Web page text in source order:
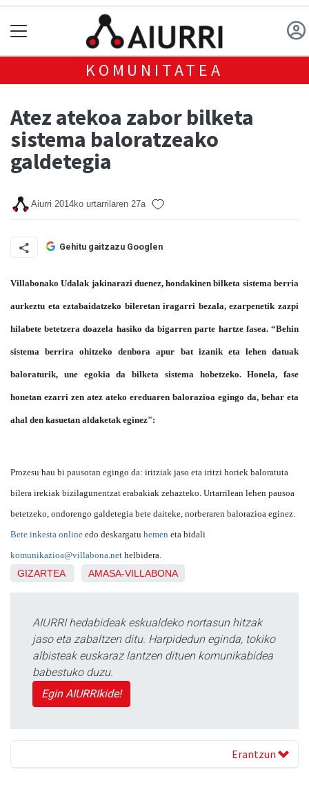
KOMUNITATEA
Atez atekoa zabor bilketa
sistema baloratzeako
galdetegia
Aiurri 2014ko urtarrilaren 27a
Gehitu gaitzazu Googlen
Villabonako Udalak jakinarazi duenez, hondakinen bilketa sistema berria
aurkeztu eta eztabaidatzeko bileretan iragarri bezala, ezarpenetik zazpi
hilabete betetzera doazela hasiko da bigarren parte hartze fasea. “Behin
sistema berrira ohitzeko denbora apur bat izanik eta lehen datuak
baloraturik, une egokia da bilketa sistema hobetzeko. Honela, fase
honetan ezarri zen atez ateko ereduaren balorazioa egingo da, behar eta
ahal den kasuetan aldaketak eginez":
Prozesu hau bi pausotan egingo da: iritziak jaso eta iritzi horiek baloratuta
bilera irekiak bizilagunentzat erabakiak zehazteko. Urtarrilean lehen pausoa
betetzeko, ondorengo galdetegia bete daiteke, norberaren balorazioa eginez.
Bete inkesta online edo deskargatu hemen eta bidali
komunikazioa@villabona.net helbidera.
GIZARTEA AMASA-VILLABONA
AIURRI hedabideak eskualdeko nortasun hitzak
jaso eta zabaltzen ditu. Harpidedun eginda, tokiko
albisteak euskaraz lantzen dituen komunikabidea
babestuko duzu.
Egin AIURRIkide!
Erantzun